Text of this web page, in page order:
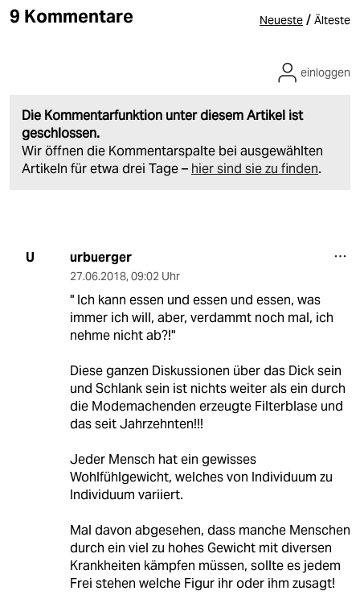
9 Kommentare Neueste / Älteste
Die Kommentarfunktion unter diesem Artikel ist
geschlossen.
Wir öffnen die Kommentarspalte bei ausgewählten
Artikeln für etwa drei Tage – hier sind sie zu finden.
einloggen
U urbuerger
27.06.2018, 09:02 Uhr
" Ich kann essen und essen und essen, was
immer ich will, aber, verdammt noch mal, ich
nehme nicht ab?!"
Diese ganzen Diskussionen über das Dick sein
und Schlank sein ist nichts weiter als ein durch
die Modemachenden erzeugte Filterblase und
das seit Jahrzehnten!!!
Jeder Mensch hat ein gewisses
Wohlfühlgewicht, welches von Individuum zu
Individuum variiert.
Mal davon abgesehen, dass manche Menschen
durch ein viel zu hohes Gewicht mit diversen
Krankheiten kämpfen müssen, sollte es jedem
Frei stehen welche Figur ihr oder ihm zusagt!